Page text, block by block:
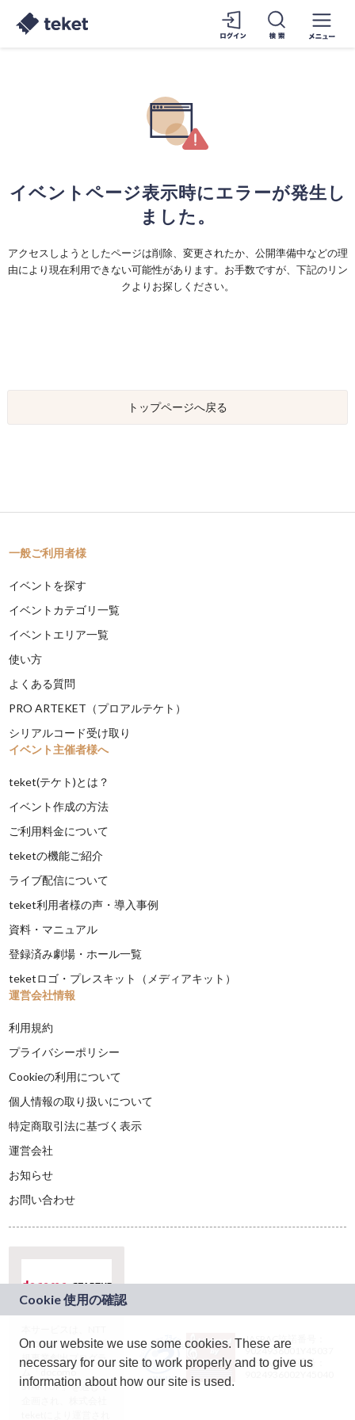
イベントページ表示時にエラーが発生し
ました。
アクセスしようとしたページは削除、変更されたか、公開準備中などの理
由により現在利用できない可能性があります。お手数ですが、下記のリン
クよりお探しください。
トップページへ戻る
一般ご利用者様
イベントを探す
イベントカテゴリ一覧
イベントエリア一覧
使い方
よくある質問
PRO ARTEKET（プロアルテケト）
シリアルコード受け取り
イベント主催者様へ
teket(テケト)とは？
イベント作成の方法
ご利用料金について
teketの機能ご紹介
ライブ配信について
teket利用者様の声・導入事例
資料・マニュアル
登録済み劇場・ホール一覧
teketロゴ・プレスキット（メディアキット）
運営会社情報
利用規約
プライバシーポリシー
Cookieの利用について
個人情報の取り扱いについて
特定商取引法に基づく表示
運営会社
お知らせ
お問い合わせ
ドコモグループの新
規事業創出プログラ
ム「docomo
STARTUP」を通じて
JASRAC許諾番号：
9024936001Y45037
JASRAC許諾番号：
On our website we use some cookies. These are
necessary for our site to work properly and to give us
information about how our site is used.